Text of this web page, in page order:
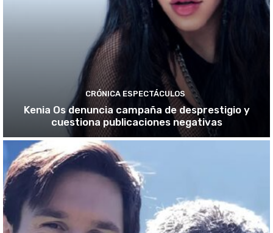
CRÓNICA ESPECTÁCULOS
Kenia Os denuncia campaña de desprestigio y
cuestiona publicaciones negativas